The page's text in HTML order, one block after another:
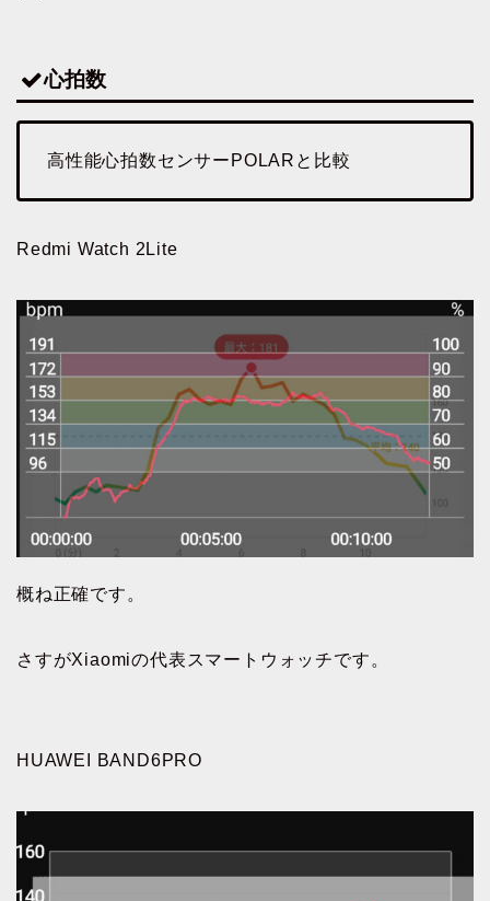
心拍数
高性能心拍数センサーPOLARと比較
Redmi Watch 2Lite
概ね正確です。
さすがXiaomiの代表スマートウォッチです。
HUAWEI BAND6PRO